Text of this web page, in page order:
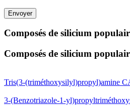
Envoyer
Composés de silicium
Composés de silicium
Tris(3-(triméthoxysilyl)propyl)amine
3-(Benzotriazole-1-